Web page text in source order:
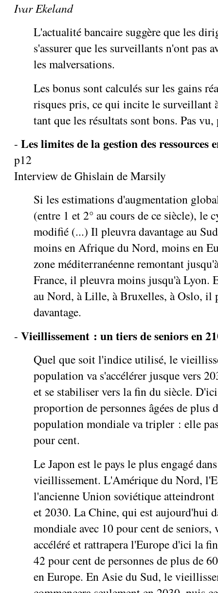
Ivar Ekeland
L'actualité bancaire suggère que les
s'assurer que les surveillants n'ont pas
les malversations.
Les bonus sont calculés sur les gains
risques pris, ce qui incite le surveillant
tant que les résultats sont bons. Pas
-Les limites de la gestion des ressources
p12
Interview de Ghislain de Marsily
Si les estimations d'augmentation
(entre 1 et 2° au cours de ce siècle), le
modifié (...) Il pleuvra davantage au
moins en Afrique du Nord, moins en
zone méditerranéenne remontant
France, il pleuvra moins jusqu'à Lyon.
au Nord, à Lille, à Bruxelles, à Oslo, il
davantage.
-Vieillissement : un tiers de seniors en
Quel que soit l'indice utilisé, le
population va s'accélérer jusque vers
et se stabiliser vers la fin du siècle.
proportion de personnes âgées de plus
population mondiale va tripler : elle
pour cent.
Le Japon est le pays le plus engagé
vieillissement. L'Amérique du Nord,
l'ancienne Union soviétique
et 2030. La Chine, qui est aujourd'hui
mondiale avec 10 pour cent de
accéléré et rattrapera l'Europe d'ici la
42 pour cent de personnes de plus de
en Europe. En Asie du Sud, le